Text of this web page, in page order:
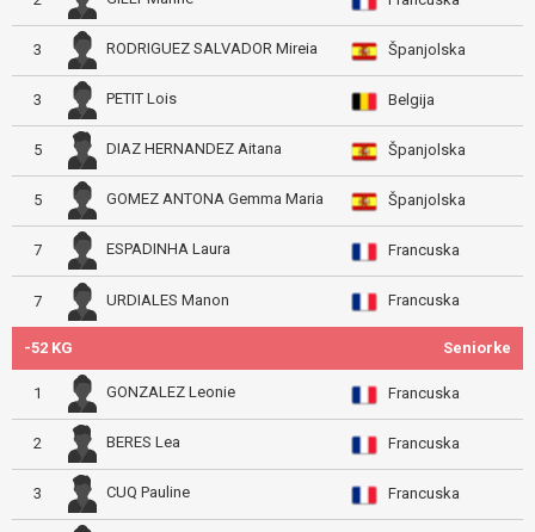
3 RODRIGUEZ SALVADOR Mireia Španjolska
3 PETIT Lois Belgija
5 DIAZ HERNANDEZ Aitana Španjolska
5 GOMEZ ANTONA Gemma Maria Španjolska
7 ESPADINHA Laura Francuska
7 URDIALES Manon Francuska
-52 KG Seniorke
1 GONZALEZ Leonie Francuska
2 BERES Lea Francuska
3 CUQ Pauline Francuska